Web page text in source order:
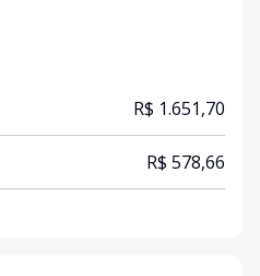
R$ 1.651,70
R$ 578,66